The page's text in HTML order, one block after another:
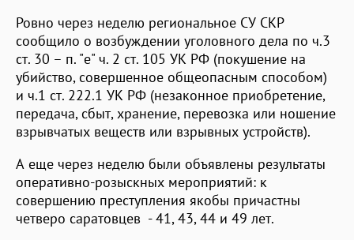
Ровно через неделю региональное СУ СКР
сообщило о возбуждении уголовного дела по ч.3
ст. 30 – п. "е" ч. 2 ст. 105 УК РФ (покушение на
убийство, совершенное общеопасным способом)
и ч.1 ст. 222.1 УК РФ (незаконное приобретение,
передача, сбыт, хранение, перевозка или ношение
взрывчатых веществ или взрывных устройств).
А еще через неделю были объявлены результаты
оперативно-розыскных мероприятий: к
совершению преступления якобы причастны
четверо саратовцев - 41, 43, 44 и 49 лет.